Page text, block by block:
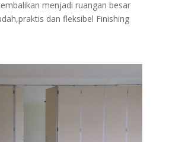
menjadi ruangan besar
dan fleksibel Finishing